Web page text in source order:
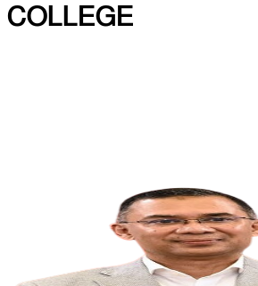
COLLEGE